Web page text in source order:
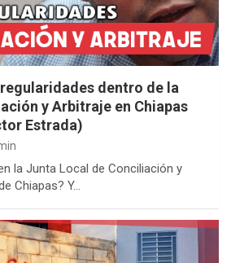
dentro de la
y Arbitraje en Chiapas
Estrada)
la Junta Local de Conciliación y
Chiapas? Y…